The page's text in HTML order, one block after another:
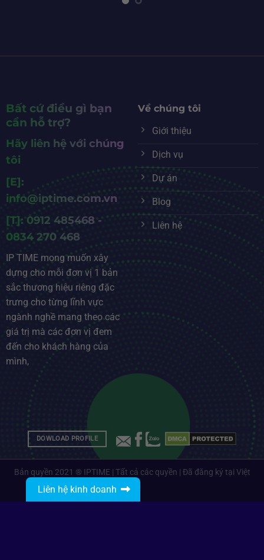
Bất cứ điều gì bạn
cần hỗ trợ?
Hãy liên hệ với chúng
tôi
[E]:
info@iptime.com.vn
[T]: 0912 485468 -
0834 270 468
IP TIME mong muốn xây
dựng cho mỗi đơn vị 1 bản
sắc thương hiệu riêng đặc
trưng cho từng lĩnh vực
ngành nghề mang theo các
giá trị mà các đơn vị đem
đến cho khách hàng của
mình,
Về chúng tôi
Giới thiệu
Dịch vụ
Dự án
Blog
Liên hệ
DOWLOAD PROFILE
Bản quyền 2021 ® IPTIME | Tất cả các quyền | Đã đăng ký tại Việt
Nam
Liên hệ kinh doanh